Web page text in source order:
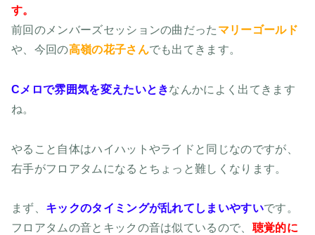
す。
前回のメンバーズセッションの曲だった マリーゴールド
や、今回の高嶺の花子さんでも出てきます。
Cメロで雰囲気を変えたいときなんかによく出てきます
ね。
やること自体はハイハットやライドと同じなのですが、
右手がフロアタムになるとちょっと難しくなります。
まず、 キックのタイミングが乱れてしまいやすいです。
フロアタムの音とキックの音は似ているので、 聴覚的に